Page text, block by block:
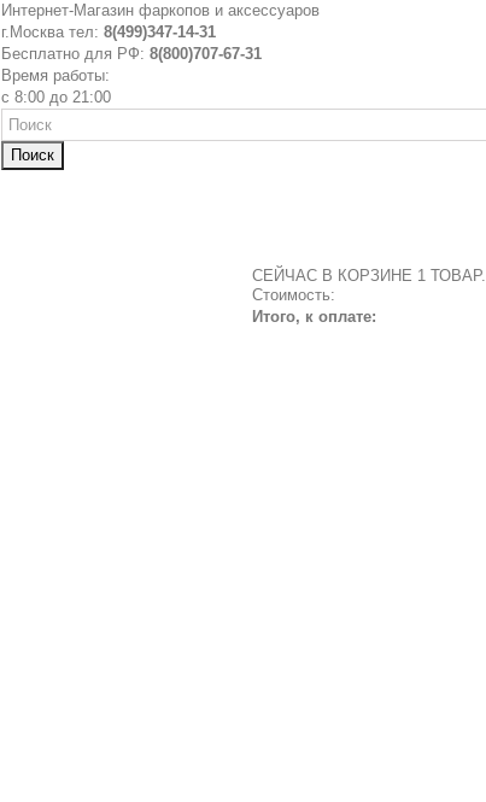
Интернет-Магазин фаркопов и аксессуаров
г.Москва тел: 8(499)347-14-31
Бесплатно для РФ: 8(800)707-67-31
Время работы:
с 8:00 до 21:00
Поиск
СЕЙЧАС В КОРЗИНЕ 1 ТОВАР.
Стоимость:
Итого, к оплате: